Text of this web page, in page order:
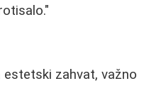
zahvat, važno